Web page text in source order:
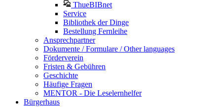
ThueBIBnet
Service
Bibliothek der Dinge
Bestellung Fernleihe
Ansprechpartner
Dokumente / Formulare / Other languages
Förderverein
Fristen & Gebühren
Geschichte
Häufige Fragen
MENTOR - Die Leselernhelfer
Bürgerhaus